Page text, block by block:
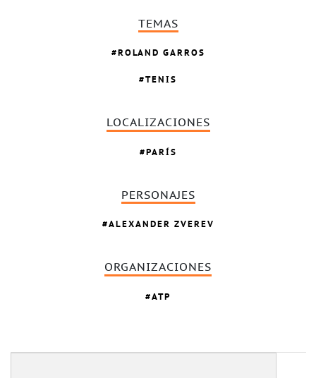
TEMAS
ROLAND GARROS
TENIS
LOCALIZACIONES
PARÍS
PERSONAJES
ALEXANDER ZVEREV
ORGANIZACIONES
ATP